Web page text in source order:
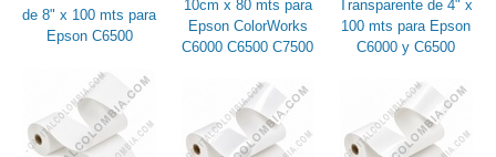
de 8" x 100 mts para
Epson C6500
10cm x 80 mts para
Epson ColorWorks
C6000 C6500 C7500
Transparente de 4" x
100 mts para Epson
C6000 y C6500